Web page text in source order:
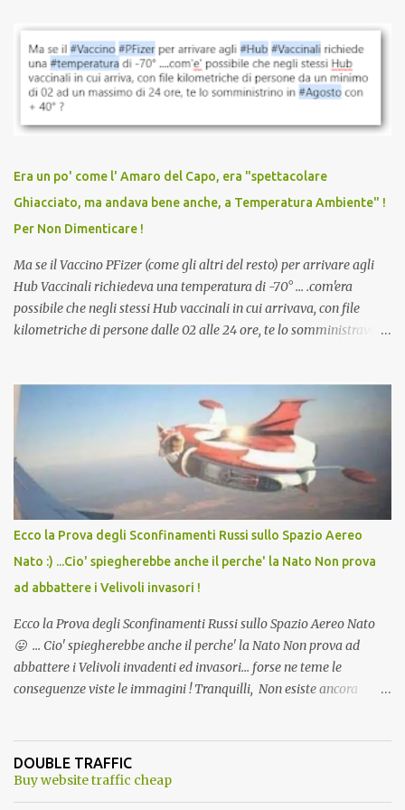
vaccinazione. Non avevamo mai sentito parlare di ricompense,
sconti, incentivi per vaccinarsi. Non avevamo mai visto
discriminazioni per coloro che non l’hanno fatto. Se non sei stato
vaccinato, nessuno aveva prima cercato di farti sentire una
persona cattiva. Non avevamo mai visto un vaccino che minacci le
vaccino usato per minacciare i mezzi di sussistenza, il lavoro o la
scuola. Non avevamo mai visto un vaccino che permettesse a un
dodicenne di ignorare il consenso dei genitori. Dopo tutti i vaccini
che abbiamo elencato sopra...
Era un po' come l' Amaro del Capo, era "spettacolare
Ghiacciato, ma andava bene anche, a Temperatura Ambiente" !
Per Non Dimenticare !
Ma se il Vaccino PFizer (come gli altri del resto) per arrivare agli
Hub Vaccinali richiedeva una temperatura di -70° ... .com'era
possibile che negli stessi Hub vaccinali in cui arrivava, con file
kilometriche di persone dalle 02 alle 24 ore, te lo somministravano
Vaccino come: l' Amaro del Capo, era "spettacolare Ghiacciato, ma
andava bene anche, a Temperatura Ambiente"! Riproponiamo
l'articolo per NON Dimenticare!
Ecco la Prova degli Sconfinamenti Russi sullo Spazio Aereo
Nato :) ...Cio' spiegherebbe anche il perche' la Nato Non prova
ad abbattere i Velivoli invasori !
Ecco la Prova degli Sconfinamenti Russi sullo Spazio Aereo Nato
😛 ... Cio' spiegherebbe anche il perche' la Nato Non prova ad
abbattere i Velivoli invadenti ed invasori... forse ne teme le
conseguenze viste le immagini ! Tranquilli, Non esiste ancora
ancora una fantasia Nato o forse una "False Flag", per provocare
una guerra mondiale che difficilmente da menti sane, potrebbe
DOUBLE TRAFFIC
Buy website traffic cheap